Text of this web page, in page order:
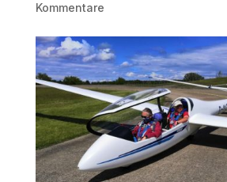
Kommentare